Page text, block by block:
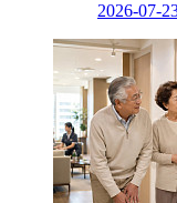
2026-07-